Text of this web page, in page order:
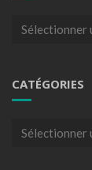
Archives
CATÉGORIES
Catégories